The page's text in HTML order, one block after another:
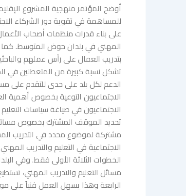
أوضح المؤتمر منهجية المشروع
للمساهمة في تقوية دور الشركاء
على بناء قدرات منظمات أصحاب
المهني في بلدان حوض المتوسط. كما
بتدريب العمال على رأس عملهم
تشكل نسبة كبيرة من المتعطلين في
الاجتماعيون التوعية بخصوص أهمية
الاجتماعيون في صياغة سياسات
تحديد الموقف المشترك بخصوص
مشتركة لموضوع محدد في التدريب
الاجتماعية في التعليم والتدريب
الخطوات الثلاثة الأولى فقط. وفي
مسائل التعليم والتدريب المهني،
الرابعة وهذا يسهل العمل فنياً على